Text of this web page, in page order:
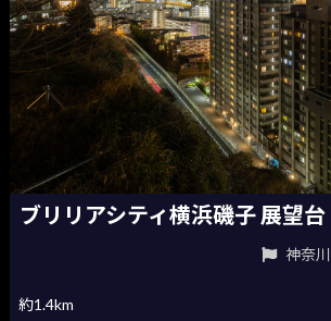
ブリリアシティ横浜磯子 展望台
神奈
約1.4km